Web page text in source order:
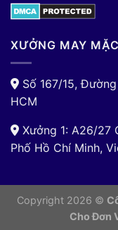
XƯỞNG MAY
Số 167/15,
HCM
Xưởng 1: A26/27
Phố Hồ Chí Minh,
Copyright 2026 ©
Cho Đơn